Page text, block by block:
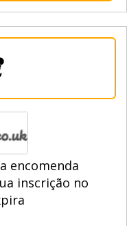
encomenda
inscrição no